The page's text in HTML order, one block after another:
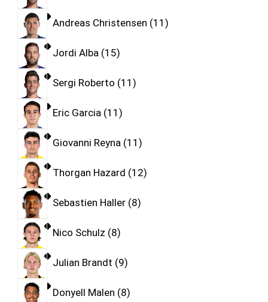
Andreas Christensen 11
Jordi Alba 15
Sergi Roberto 11
Eric Garcia 11
Giovanni Reyna 11
Thorgan Hazard 12
Sebastien Haller 8
Nico Schulz 8
Julian Brandt 9
Donyell Malen 8